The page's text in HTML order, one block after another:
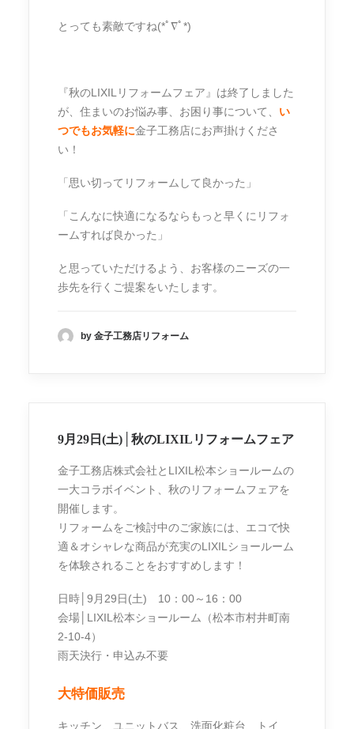
とっても素敵ですね(*ﾟ∇ﾟ*)
『秋のLIXILリフォームフェア』は終了しました
が、住まいのお悩み事、お困り事について、 い
つでもお気軽に金子工務店にお声掛けくださ
い！
「思い切ってリフォームして良かった」
「こんなに快適になるならもっと早くにリフォ
ームすれば良かった」
と思っていただけるよう、お客様のニーズの一
歩先を行くご提案をいたします。
by 金子工務店リフォーム
9月29日(土)│秋のLIXILリフォームフェア
金子工務店株式会社とLIXIL松本ショールームの
一大コラボイベント、秋のリフォームフェアを
開催します。
リフォームをご検討中のご家族には、エコで快
適＆オシャレな商品が充実のLIXILショールーム
を体験されることをおすすめします！
日時│9月29日(土) 10：00～16：00
会場│LIXIL松本ショールーム（松本市村井町南
2-10-4）
雨天決行・申込み不要
大特価販売
キッチン、ユニットバス、洗面化粧台、トイ